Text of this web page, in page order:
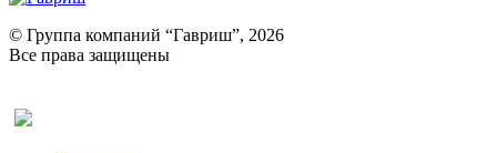
Ревень
Рукола
Рута
© Группа компаний “Гавриш”, 2026
Все права защищены